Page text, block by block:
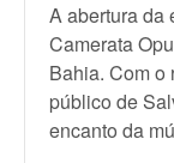
A abertura da
Camerata
Bahia. Com o
público de
encanto da